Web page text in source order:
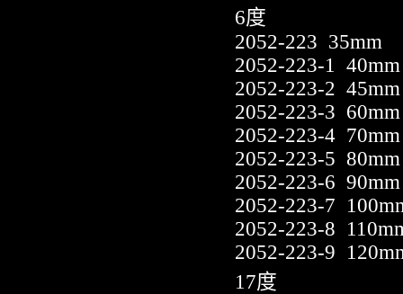
6度
2052-223 35mm
2052-223-1 40mm
2052-223-2 45mm
2052-223-3 60mm
2052-223-4 70mm
2052-223-5 80mm
2052-223-6 90mm
2052-223-7
2052-223-8
2052-223-9
17度